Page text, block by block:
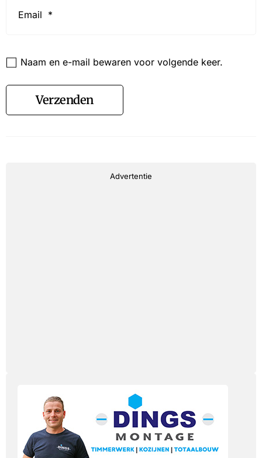
Naam en e-mail bewaren voor volgende keer.
Verzenden
Advertentie